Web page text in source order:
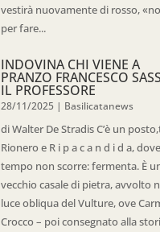
vestirà nuovamente di rosso,
per fare...
INDOVINA CHI VIENE A
PRANZO FRANCESCO
IL PROFESSORE
28/11/2025 | Basilicatanews
di Walter De Stradis C’è un
Rionero e R i p a c a n d i d a,
tempo non scorre: fermenta. È
vecchio casale di pietra, avvolto
luce obliqua del Vulture, ove
Crocco – poi consegnato alla